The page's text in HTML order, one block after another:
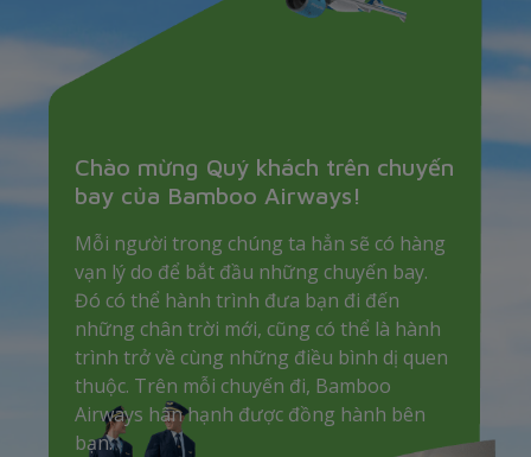
Chào mừng Quý khách trên chuyến
bay của Bamboo Airways!
Mỗi người trong chúng ta hẳn sẽ có hàng
vạn lý do để bắt đầu những chuyến bay.
Đó có thể hành trình đưa bạn đi đến
những chân trời mới, cũng có thể là hành
trình trở về cùng những điều bình dị quen
thuộc. Trên mỗi chuyến đi, Bamboo
Airways hân hạnh được đồng hành bên
bạn.